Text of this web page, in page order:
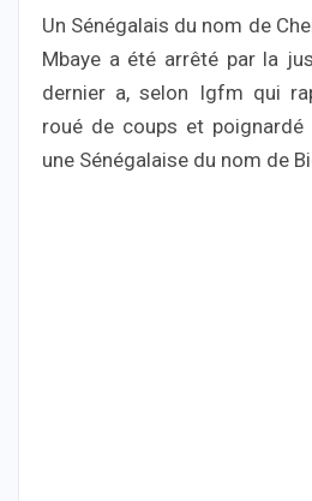
Un Sénégalais du nom de
Mbaye a été arrêté par la
dernier a, selon Igfm qui
roué de coups et
une Sénégalaise du nom de